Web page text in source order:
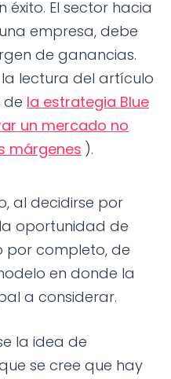
éxito. El sector hacia
empresa, debe
de ganancias.
lectura del artículo
de la estrategia Blue
un mercado no
márgenes ).
al decidirse por
oportunidad de
por completo, de
en donde la
a considerar.
la idea de
se cree que hay